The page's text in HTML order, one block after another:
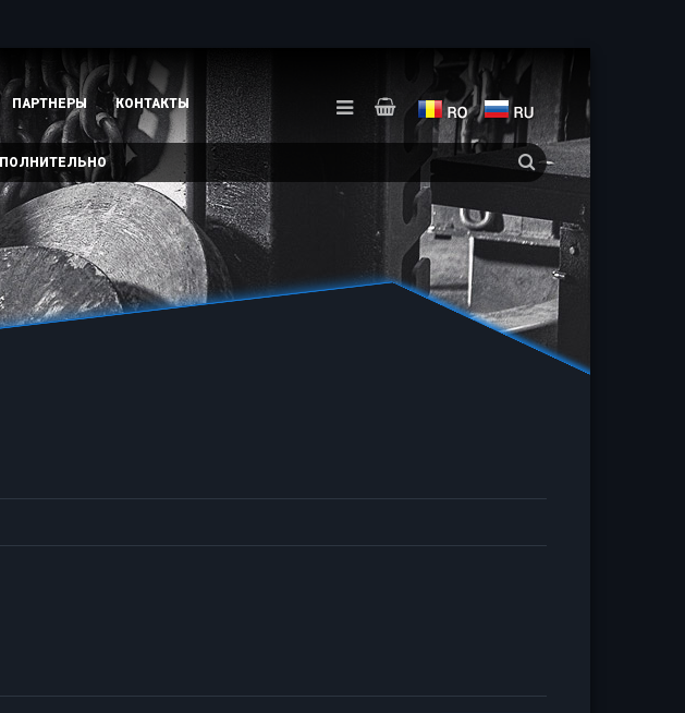
ПАРТНЕРЫ КОНТАКТЫ